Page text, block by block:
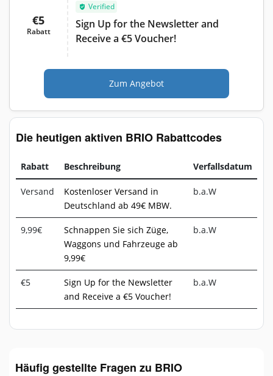
€5
Rabatt
Verified
Sign Up for the Newsletter and
Receive a €5 Voucher!
Zum Angebot
Die heutigen aktiven BRIO Rabattcodes
Rabatt Beschreibung Verfallsdatum
Versand
Kostenloser Versand in
Deutschland ab 49€ MBW.
b.a.W
9,99€
Schnappen Sie sich Züge,
Waggons und Fahrzeuge ab
9,99€
b.a.W
€5
Sign Up for the Newsletter
and Receive a €5 Voucher!
b.a.W
Häufig gestellte Fragen zu BRIO